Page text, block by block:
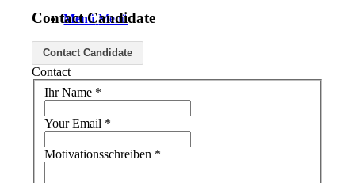
Menü Menü
Contact Candidate
Contact Candidate
Contact
Ihr Name *
Your Email *
Motivationsschreiben *